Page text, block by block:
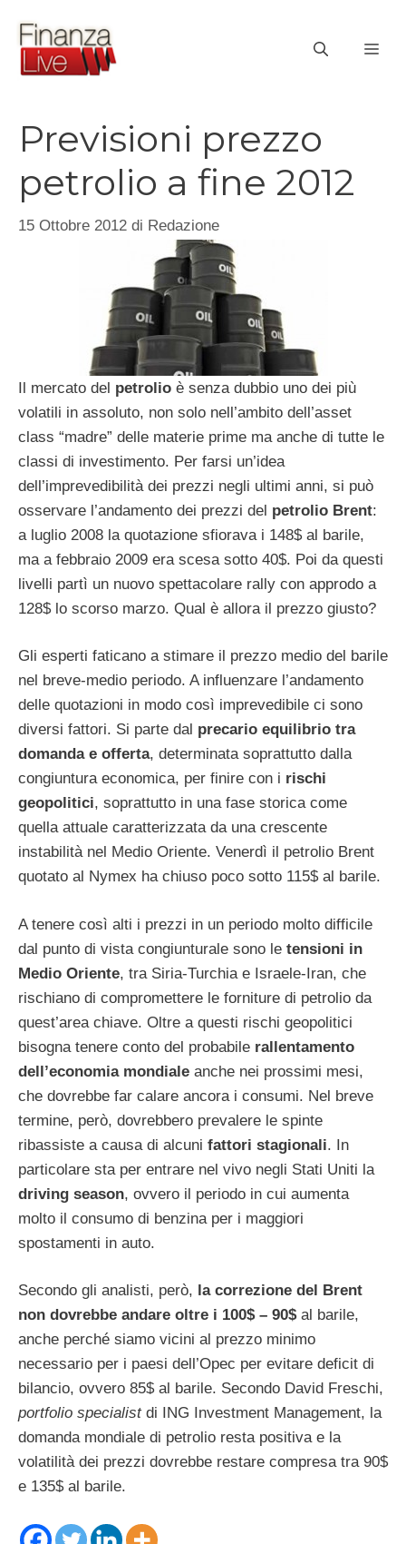
contenuto
Previsioni prezzo
petrolio a fine 2012
15 Ottobre 2012 di Redazione
Il mercato del petrolio è senza dubbio uno dei più
volatili in assoluto, non solo nell’ambito dell’asset
class “madre” delle materie prime ma anche di tutte le
classi di investimento. Per farsi un’idea
dell’imprevedibilità dei prezzi negli ultimi anni, si può
osservare l’andamento dei prezzi del petrolio Brent:
a luglio 2008 la quotazione sfiorava i 148$ al barile,
ma a febbraio 2009 era scesa sotto 40$. Poi da questi
livelli partì un nuovo spettacolare rally con approdo a
128$ lo scorso marzo. Qual è allora il prezzo giusto?
Gli esperti faticano a stimare il prezzo medio del barile
nel breve-medio periodo. A influenzare l’andamento
delle quotazioni in modo così imprevedibile ci sono
diversi fattori. Si parte dal precario equilibrio tra
domanda e offerta, determinata soprattutto dalla
congiuntura economica, per finire con i rischi
geopolitici, soprattutto in una fase storica come
quella attuale caratterizzata da una crescente
instabilità nel Medio Oriente. Venerdì il petrolio Brent
quotato al Nymex ha chiuso poco sotto 115$ al barile.
A tenere così alti i prezzi in un periodo molto difficile
dal punto di vista congiunturale sono le tensioni in
Medio Oriente, tra Siria-Turchia e Israele-Iran, che
rischiano di compromettere le forniture di petrolio da
quest’area chiave. Oltre a questi rischi geopolitici
bisogna tenere conto del probabile rallentamento
dell’economia mondiale anche nei prossimi mesi,
che dovrebbe far calare ancora i consumi. Nel breve
termine, però, dovrebbero prevalere le spinte
ribassiste a causa di alcuni fattori stagionali. In
particolare sta per entrare nel vivo negli Stati Uniti la
driving season, ovvero il periodo in cui aumenta
molto il consumo di benzina per i maggiori
spostamenti in auto.
Secondo gli analisti, però, la correzione del Brent
non dovrebbe andare oltre i 100$ – 90$al barile,
anche perché siamo vicini al prezzo minimo
necessario per i paesi dell’Opec per evitare deficit di
bilancio, ovvero 85$ al barile. Secondo David Freschi,
portfolio specialist di ING Investment Management, la
domanda mondiale di petrolio resta positiva e la
volatilità dei prezzi dovrebbe restare compresa tra 90$
e 135$ al barile.